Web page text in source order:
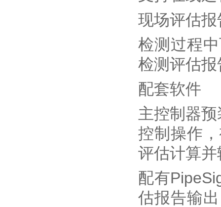
现场评估报
检测过程
检测评估
配套软件
主控制器
控制操作
评估计算
配有
估报告输